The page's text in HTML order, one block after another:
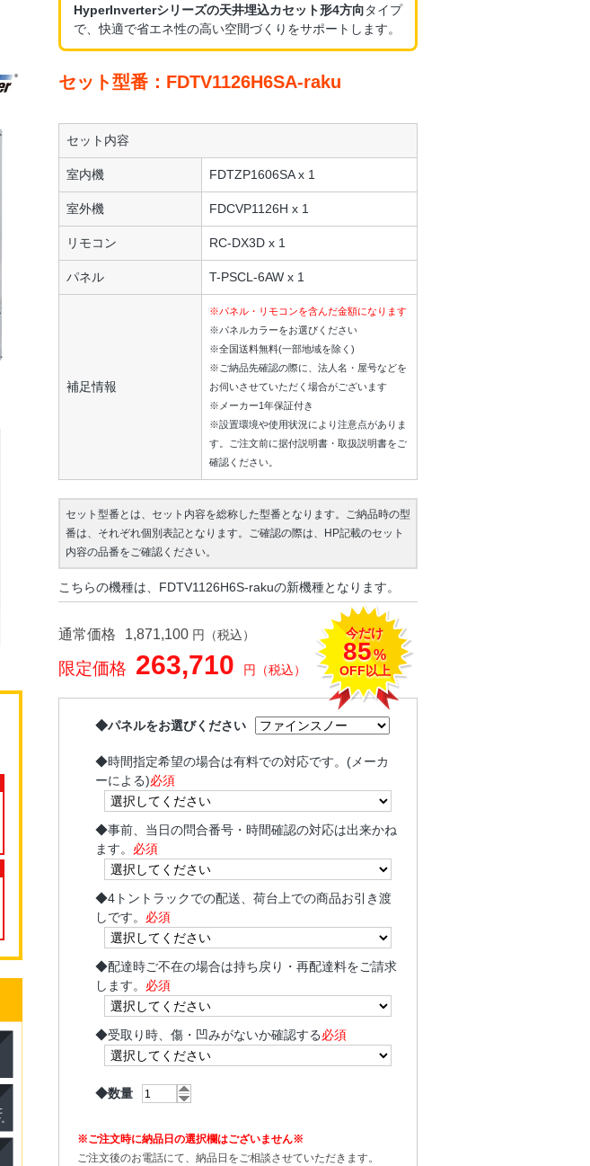
HyperInverterシリーズの天井埋込カセット形4方向タイプ
で、快適で省エネ性の高い空間づくりをサポートします。
セット型番：FDTV1126H6SA-raku
セット内容
室内機 FDTZP1606SA x 1
室外機 FDCVP1126H x 1
リモコン RC-DX3D x 1
パネル T-PSCL-6AW x 1
補足情報
※パネル・リモコンを含んだ金額になります
※パネルカラーをお選びください
※全国送料無料(一部地域を除く)
※ご納品先確認の際に、法人名・屋号などを
お伺いさせていただく場合がございます
※メーカー1年保証付き
※設置環境や使用状況により注意点がありま
す。ご注文前に据付説明書・取扱説明書をご
確認ください。
セット型番とは、セット内容を総称した型番となります。ご納品時の型
番は、それぞれ個別表記となります。ご確認の際は、HP記載のセット
内容の品番をご確認ください。
こちらの機種は、FDTV1126H6S-rakuの新機種となります。
通常価格 1,871,100 円（税込）
限定価格 263,710 円（税込）
今だけ
85%
OFF以上
◆パネルをお選びください
◆時間指定希望の場合は有料での対応です。(メーカ
ーによる)必須
◆事前、当日の問合番号・時間確認の対応は出来かね
ます。 必須
◆4トントラックでの配送、荷台上での商品お引き渡
しです。 必須
◆配達時ご不在の場合は持ち戻り・再配達料をご請求
します。 必須
◆受取り時、傷・凹みがないか確認する必須
◆数量
※ご注文時に納品日の選択欄はございません※
ご注文後のお電話にて、納品日をご相談させていただきます。